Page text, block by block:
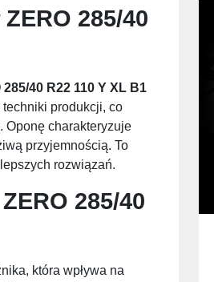
285/40
285/40 R22 110 Y XL B1
produkcji, co
Oponę charakteryzuje
przyjemnością. To
rozwiązań.
285/40
która wpływa na